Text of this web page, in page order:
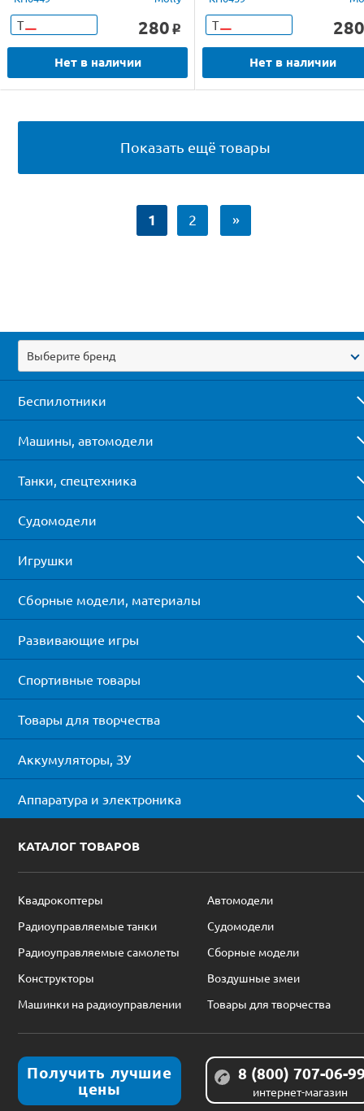
Т 280 o
Нет в наличии
Т 280
Нет в наличии
Показать ещё товары
1 2 »
Выберите бренд
Беспилотники
Машины, автомодели
Танки, спецтехника
Судомодели
Игрушки
Сборные модели, материалы
Развивающие игры
Спортивные товары
Товары для творчества
Аккумуляторы, ЗУ
Аппаратура и электроника
КАТАЛОГ ТОВАРОВ
Квадрокоптеры
Автомодели
Радиоуправляемые танки
Судомодели
Радиоуправляемые самолеты
Сборные модели
Конструкторы
Воздушные змеи
Машинки на радиоуправлении
Товары для творчества
Получить лучшие
цены
8 (800) 707-06-
интернет-магазин